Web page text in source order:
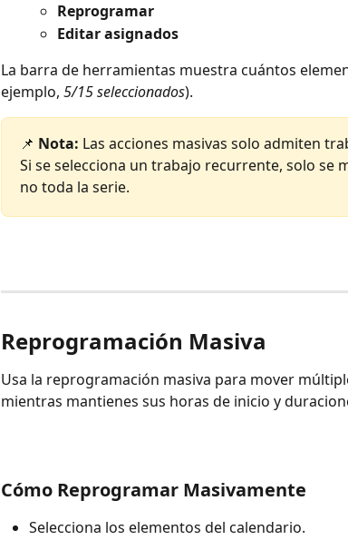
Reprogramar
Editar asignados
La barra de herramientas muestra cuántos
ejemplo, 5/15 seleccionados).
📌 Nota: Las acciones masivas solo admiten
Si se selecciona un trabajo recurrente, solo se
no toda la serie.
Reprogramación Masiva
Usa la reprogramación masiva para mover
mientras mantienes sus horas de inicio y
Cómo Reprogramar Masivamente
Selecciona los elementos del calendario.